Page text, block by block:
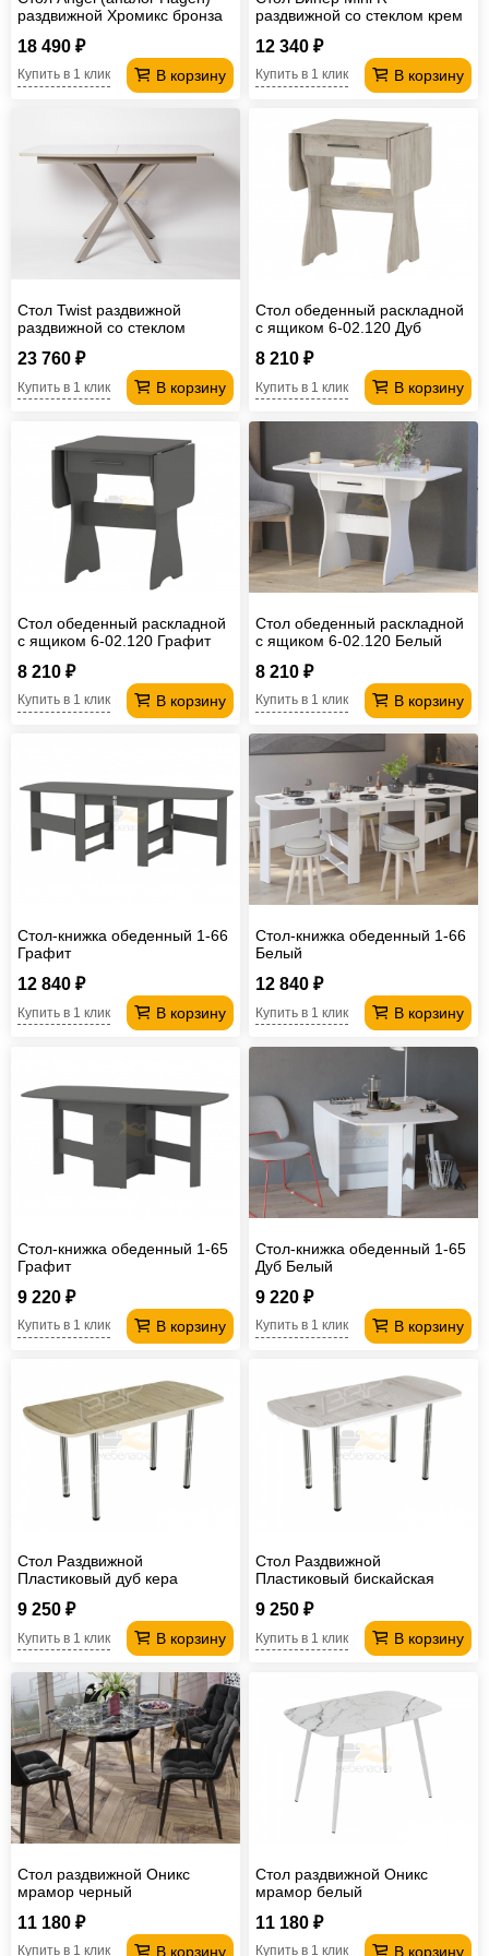
раздвижной Хромикс бронза
18 490 ₽
В корзину
Купить в 1 клик
раздвижной со стеклом крем
12 340 ₽
В корзину
Купить в 1 клик
Стол Twist раздвижной
раздвижной со стеклом
23 760 ₽
В корзину
Купить в 1 клик
Стол обеденный раскладной
с ящиком 6-02.120 Дуб
8 210 ₽
В корзину
Купить в 1 клик
Стол обеденный раскладной
с ящиком 6-02.120 Графит
8 210 ₽
В корзину
Купить в 1 клик
Стол обеденный раскладной
с ящиком 6-02.120 Белый
8 210 ₽
В корзину
Купить в 1 клик
Стол-книжка обеденный 1-66
Графит
12 840 ₽
В корзину
Купить в 1 клик
Стол-книжка обеденный 1-66
Белый
12 840 ₽
В корзину
Купить в 1 клик
Стол-книжка обеденный 1-65
Графит
9 220 ₽
В корзину
Купить в 1 клик
Стол-книжка обеденный 1-65
Дуб Белый
9 220 ₽
В корзину
Купить в 1 клик
Стол Раздвижной
Пластиковый дуб кера
9 250 ₽
В корзину
Купить в 1 клик
Стол Раздвижной
Пластиковый бискайская
9 250 ₽
В корзину
Купить в 1 клик
Стол раздвижной Оникс
мрамор черный
11 180 ₽
В корзину
Купить в 1 клик
Стол раздвижной Оникс
мрамор белый
11 180 ₽
В корзину
Купить в 1 клик